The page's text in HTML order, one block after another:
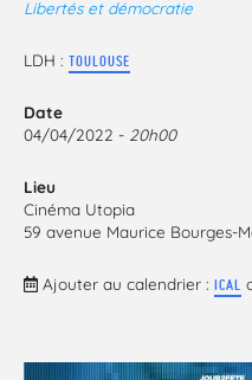
Libertés et démocratie
LDH : TOULOUSE
Date
04/04/2022 - 20h00
Lieu
Cinéma Utopia
59 avenue Maurice Bourges-
Ajouter au calendrier : ICAL